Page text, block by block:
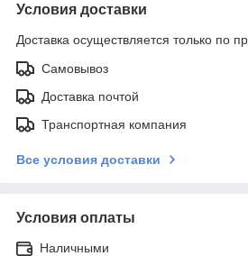
Условия доставки
Доставка осуществляется только по
Самовывоз
Доставка почтой
Транспортная компания
Все условия доставки
Условия оплаты
Наличными